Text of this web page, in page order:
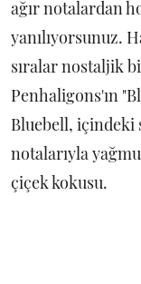
ağır notalardan
yanılıyorsunuz.
sıralar nostaljik
Penhaligons'ın
Bluebell, içindeki
notalarıyla
çiçek kokusu.